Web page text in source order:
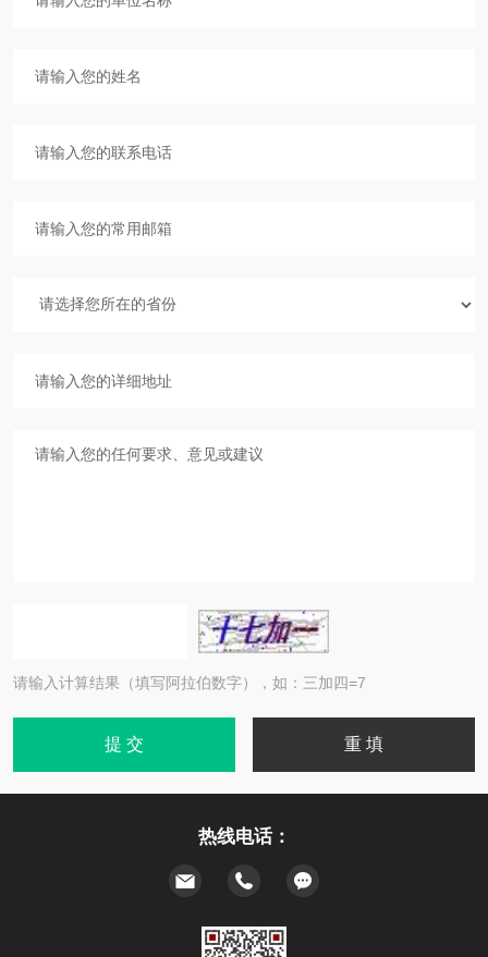
请输入计算结果（填写阿拉伯数字），如：三加四=7
热线电话：